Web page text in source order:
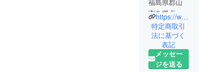
福島県郡山
市を拠点に
「日本の中
小企業を”も
う一度”ベン
チャー企業
に」という
https://wearefindvalue.com/
特定商取引
法に基づく
表記
メッセー
ジを送る